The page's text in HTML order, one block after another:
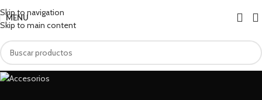
Skip to navigation
Skip to main content
MENU